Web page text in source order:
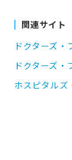
関連サイト
ドクターズ・
ドクターズ
ホスピタルズ